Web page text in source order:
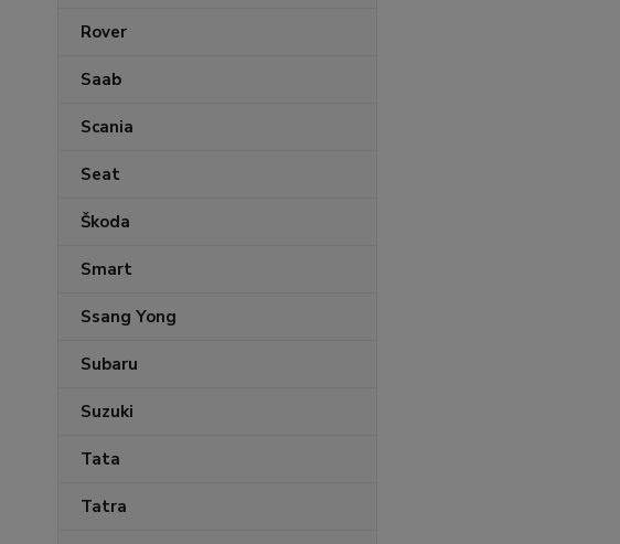
Rover
Saab
Scania
Seat
Škoda
Smart
Ssang Yong
Subaru
Suzuki
Tata
Tatra